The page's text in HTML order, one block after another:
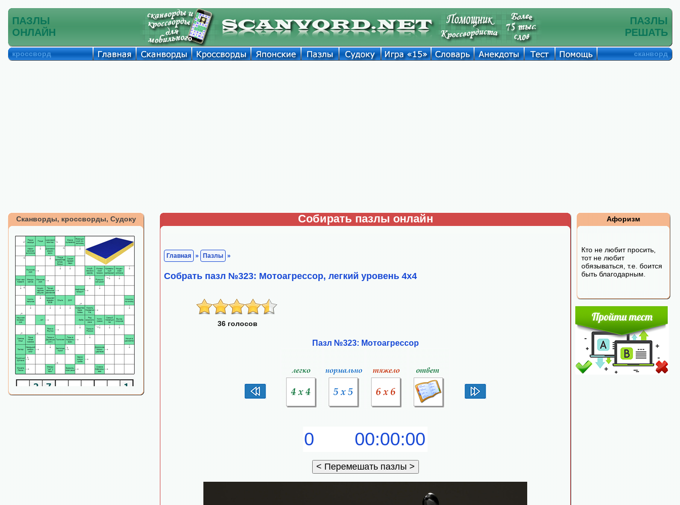
ПАЗЛЫ
ОНЛАЙН
ПАЗЛЫ
РЕШАТЬ
кроссворд сканворд
Сканворды, кроссворды, Судоку Собирать пазлы онлайн
Главная » Пазлы »
Собрать пазл №323: Мотоагрессор, легкий уровень 4х4
36 голосов
Пазл №323: Мотоагрессор
Афоризм
Кто не любит просить,
тот не любит
обязываться, т.е. боится
быть благодарным.